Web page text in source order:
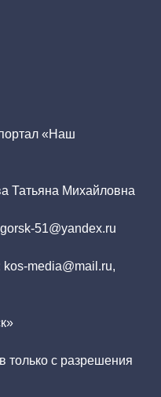
«Наш
Татьяна Михайловна
51@yandex.ru
media@mail.ru,
только с разрешения